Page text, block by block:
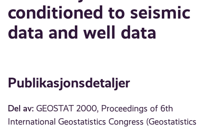
conditioned to seismic
data and well data
Publikasjonsdetaljer
Del av: GEOSTAT 2000, Proceedings of 6th
International Geostatistics Congress (Geostatistics